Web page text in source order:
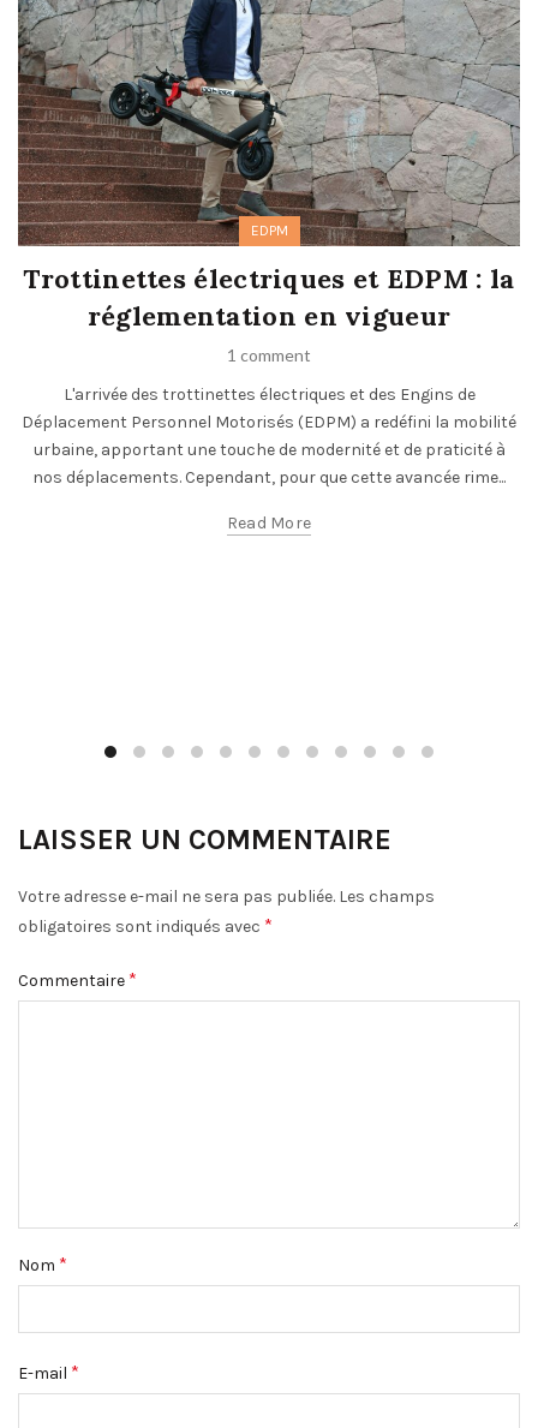
EDPM
Trottinettes électriques et EDPM : la
réglementation en vigueur
1 comment
L'arrivée des trottinettes électriques et des Engins de
Déplacement Personnel Motorisés (EDPM) a redéfini la mobilité
urbaine, apportant une touche de modernité et de praticité à
nos déplacements. Cependant, pour que cette avancée rime...
Read More
LAISSER UN COMMENTAIRE
Votre adresse e-mail ne sera pas publiée. Les champs
obligatoires sont indiqués avec *
Commentaire *
Nom *
E-mail *